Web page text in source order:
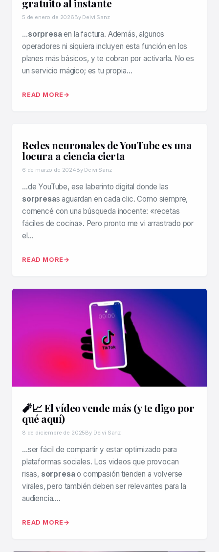
gratuito al instante
5 de enero de 2026By Deivi Sanz
…sorpresaen la factura. Además, algunos
operadores ni siquiera incluyen esta función en los
planes más básicos, y te cobran por activarla. No es
un servicio mágico; es tu propia…
READ MORE
Redes neuronales de YouTube es una
locura a ciencia cierta
6 de marzo de 2024By Deivi Sanz
…de YouTube, ese laberinto digital donde las
sorpresas aguardan en cada clic. Como siempre,
comencé con una búsqueda inocente: «recetas
fáciles de cocina». Pero pronto me vi arrastrado por
el…
READ MORE
🧨📈 El vídeo vende más (y te digo por
qué aquí)
8 de diciembre de 2025By Deivi Sanz
…ser fácil de compartir y estar optimizado para
plataformas sociales. Los videos que provocan
risas, sorpresao compasión tienden a volverse
virales, pero también deben ser relevantes para la
audiencia….
READ MORE